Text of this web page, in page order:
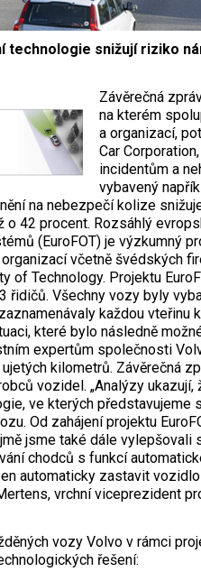
technologie snižují riziko
Závěrečná
na kterém
a organizací,
Car
incidentům a
vybavený
na nebezpečí kolize
o 42 procent. Rozsáhlý
(EuroFOT) je výzkumný
včetně švédských
of Technology. Projektu
řidičů. Všechny vozy byly
každou vteřinu
které bylo následně
expertům společnosti
kilometrů. Závěrečná
vozidel. „Analýzy
ve kterých představujeme
Od zahájení projektu
jsme také dále vylepšovali
chodců s funkcí
automaticky zastavit
vrchní viceprezident
vozy Volvo v rámci
řešení: